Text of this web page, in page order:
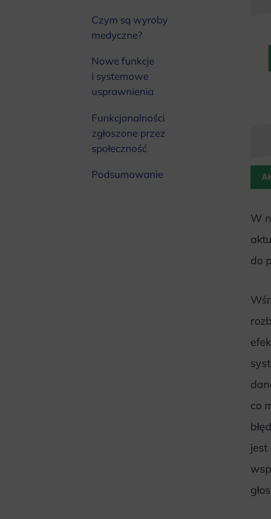
Czym są wyroby
medyczne?
Nowe funkcje
i systemowe
usprawnienia
Funkcjonalności
zgłoszone przez
społeczność
Podsumowanie
W
do
co
jest